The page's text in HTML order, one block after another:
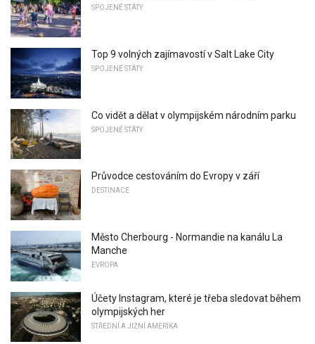
SPOJENÉ STÁTY
Top 9 volných zajímavostí v Salt Lake City
SPOJENÉ STÁTY
Co vidět a dělat v olympijském národním parku
SPOJENÉ STÁTY
Průvodce cestováním do Evropy v září
DESTINACE
Město Cherbourg - Normandie na kanálu La
Manche
EVROPA
Účety Instagram, které je třeba sledovat během
olympijských her
STŘEDNÍ A JIŽNÍ AMERIKA